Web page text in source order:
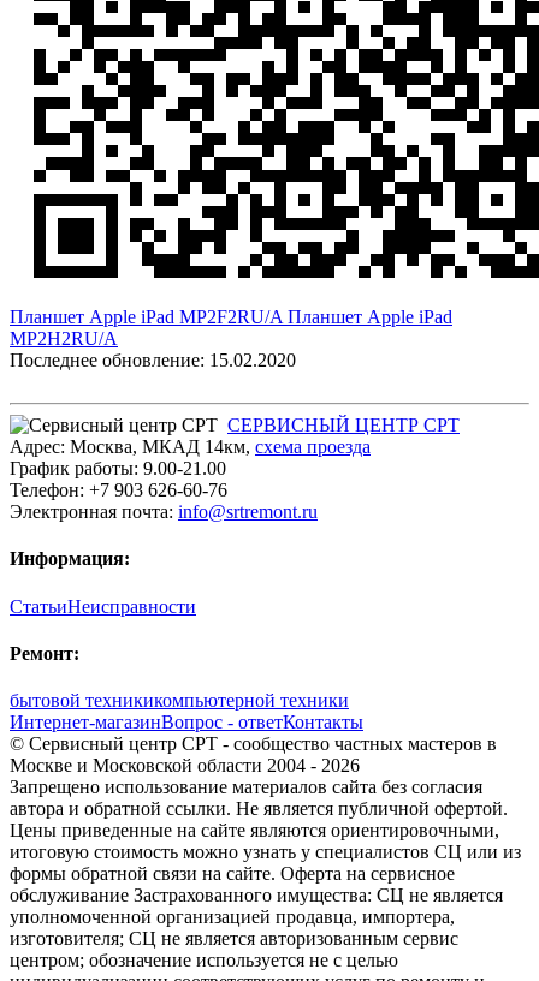
Планшет Apple iPad MP2F2RU/A Планшет Apple iPad
MP2H2RU/A
Последнее обновление: 15.02.2020
СЕРВИСНЫЙ ЦЕНТР СРТ
Адрес: Москва, МКАД 14км, cхема проезда
График работы: 9.00-21.00
Телефон: +7 903 626-60-76
Электронная почта: info@srtremont.ru
Информация:
СтатьиНеисправности
Ремонт:
бытовой техникикомпьютерной техники
Интернет-магазинВопрос - ответКонтакты
© Сервисный центр СРТ - сообщество частных мастеров в
Москве и Московской области 2004 - 2026
Запрещено использование материалов сайта без согласия
автора и обратной ссылки. Не является публичной офертой.
Цены приведенные на сайте являются ориентировочными,
итоговую стоимость можно узнать у специалистов СЦ или из
формы обратной связи на сайте. Оферта на сервисное
обслуживание Застрахованного имущества: СЦ не является
уполномоченной организацией продавца, импортера,
изготовителя; СЦ не является авторизованным сервис
центром; обозначение используется не с целью